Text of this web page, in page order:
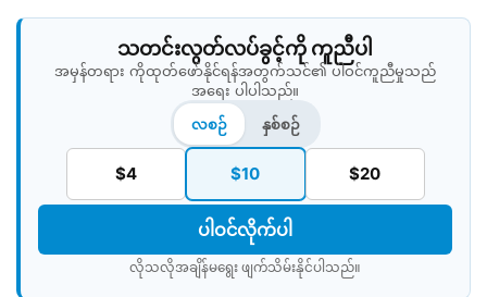
သတင်းလွတ်လပ်ခွင့်ကို ကူညီပါ
အမှန်တရား ကိုထုတ်ဖော်နိုင်ရန်အတွက်သင်၏ ပါဝင်ကူညီမှုသည်
အရေး ပါပါသည်။
လစဉ်
နှစ်စဉ်
$4 $10 $20
ပါဝင်လိုက်ပါ
လိုသလိုအချိန်မရွေး ဖျက်သိမ်းနိုင်ပါသည်။​